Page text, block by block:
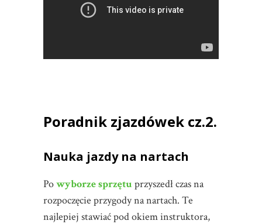
Poradnik zjazdówek cz.2.
Nauka jazdy na nartach
Powyborze sprzętu przyszedł czas na
rozpoczęcie przygody na nartach. Te
najlepiej stawiać pod okiem instruktora,